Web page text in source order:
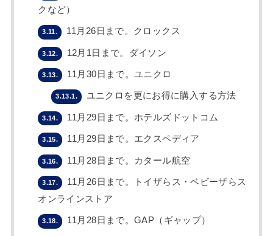
クなど）
3.11. 11月26日まで。クロックス
3.12. 12月1日まで。ダイソン
3.13. 11月30日まで。ユニクロ
3.13.1. ユニクロを更にお得に購入する方法
3.14. 11月29日まで。ホテルズドットコム
3.15. 11月29日まで。エクスペディア
3.16. 11月28日まで。カタール航空
3.17.
11月26日まで。トイザらス・ベビーザらス
オンラインストア
3.18. 11月28日まで。GAP（ギャップ）